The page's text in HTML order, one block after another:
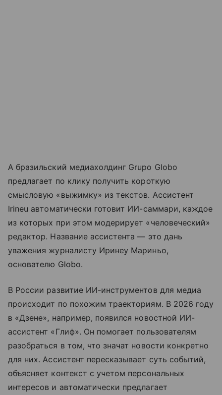
А бразильский медиахолдинг Grupo Globo
предлагает по клику получить короткую
смысловую «выжимку» из текстов. Ассистент
Irineu автоматически готовит ИИ-саммари, каждое
из которых при этом модерирует «человеческий»
редактор. Название ассистента — это дань
уважения журналисту Иринеу Мариньо,
основателю Globo.
В России развитие ИИ-инструментов для медиа
происходит по похожим траекториям. В 2026 году
в «Дзене», например, появился новостной ИИ-
ассистент «Глиф». Он помогает пользователям
разобраться в том, что значат новости конкретно
для них. Ассистент пересказывает суть событий,
объясняет контекст с учетом персональных
интересов и автоматически предлагает